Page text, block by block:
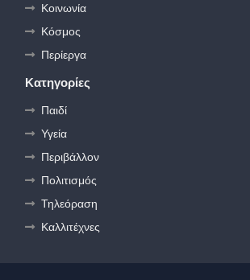
Κοινωνία
Κόσμος
Περίεργα
Κατηγορίες
Παιδί
Υγεία
Περιβάλλον
Πολιτισμός
Τηλεόραση
Καλλιτέχνες